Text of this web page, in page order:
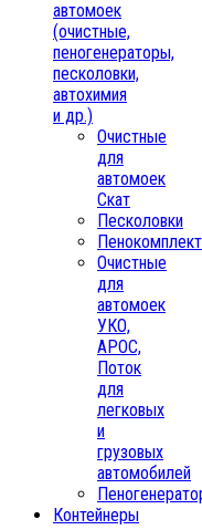
автомоек
(очистные,
пеногенераторы,
песколовки,
автохимия
и др.)
Очистные
для
автомоек
Скат
Песколовки
Очистные
для
автомоек
УКО,
АРОС,
Поток
для
легковых
и
грузовых
автомобилей
Контейнеры